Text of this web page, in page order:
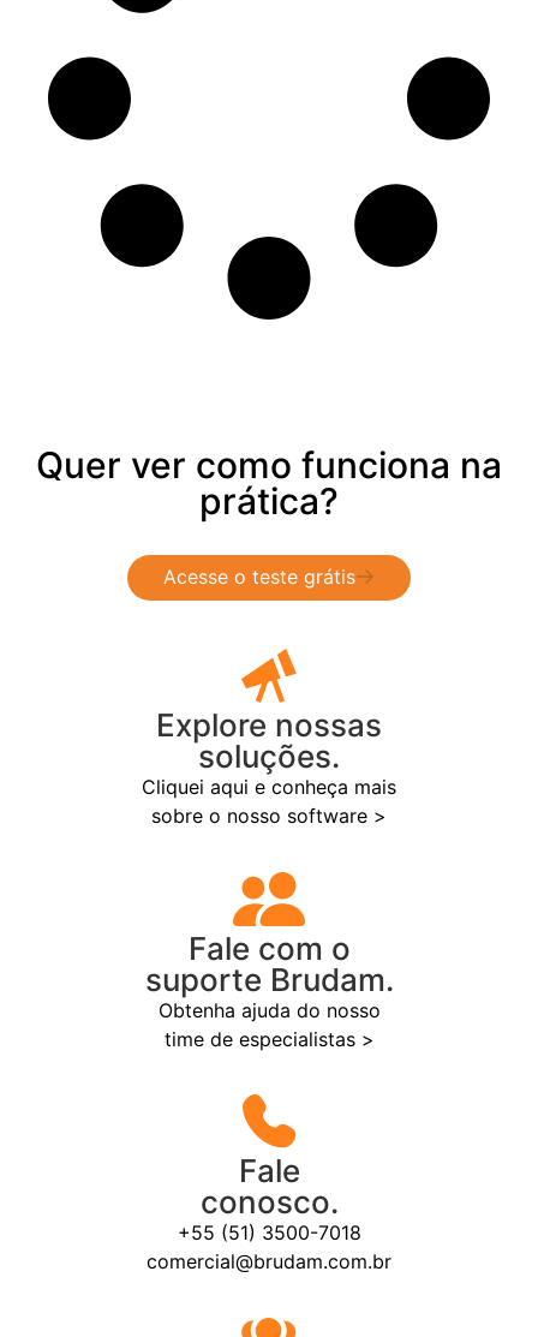
Quer ver como funciona na
prática?
Acesse o teste grátis
Explore nossas
soluções.
Cliquei aqui e conheça mais
sobre o nosso software >
Fale com o
suporte Brudam.
Obtenha ajuda do nosso
time de especialistas >
Fale
conosco.
+55 (51) 3500-7018
comercial@brudam.com.br